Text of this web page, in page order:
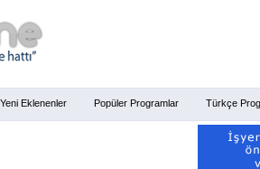
Yeni Eklenenler Popüler Programlar Türkçe